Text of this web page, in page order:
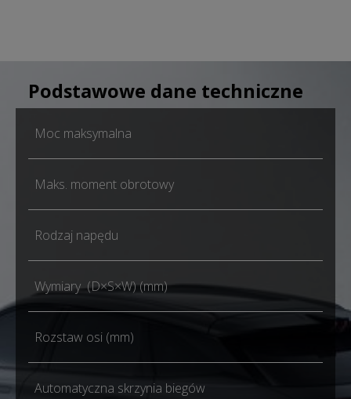
Podstawowe dane techniczne
Moc maksymalna
Maks. moment obrotowy
Rodzaj napędu
Wymiary (D×S×W) (mm)
Rozstaw osi (mm)
Automatyczna skrzynia biegów